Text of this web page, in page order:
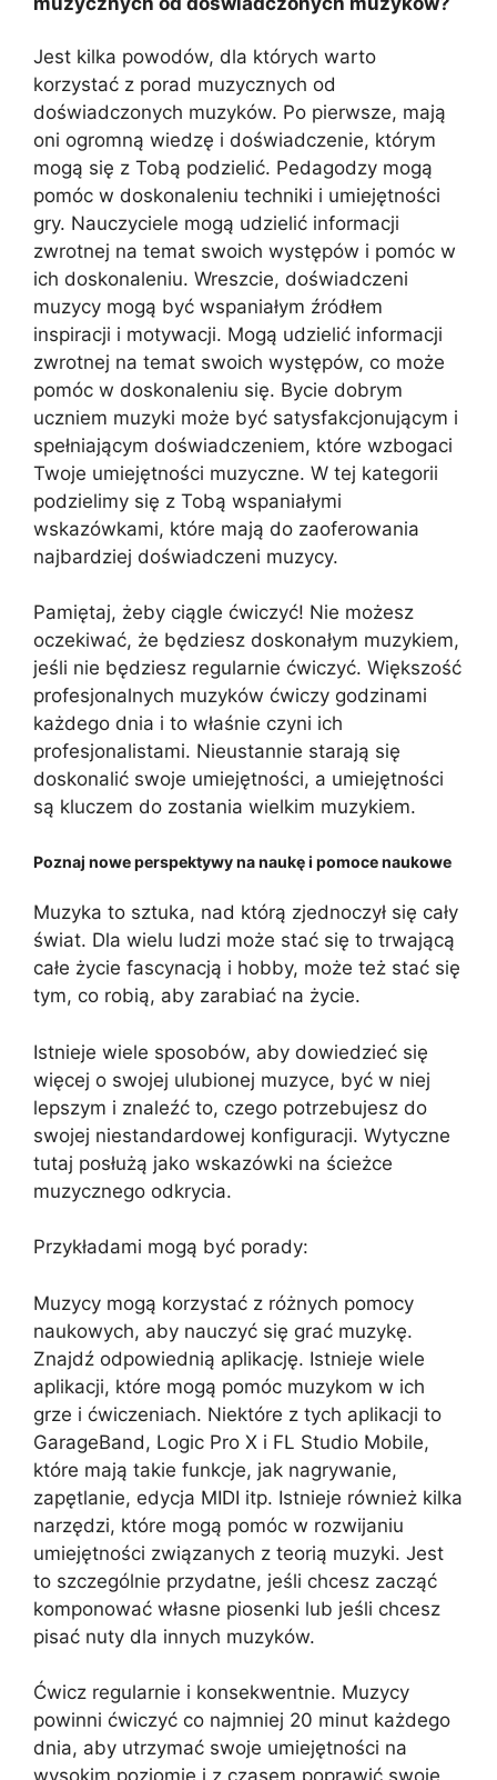
Jest kilka powodów, dla których warto
korzystać z porad muzycznych od
doświadczonych muzyków. Po pierwsze, mają
oni ogromną wiedzę i doświadczenie, którym
mogą się z Tobą podzielić. Pedagodzy mogą
pomóc w doskonaleniu techniki i umiejętności
gry. Nauczyciele mogą udzielić informacji
zwrotnej na temat swoich występów i pomóc w
ich doskonaleniu. Wreszcie, doświadczeni
muzycy mogą być wspaniałym źródłem
inspiracji i motywacji. Mogą udzielić informacji
zwrotnej na temat swoich występów, co może
pomóc w doskonaleniu się. Bycie dobrym
uczniem muzyki może być satysfakcjonującym i
spełniającym doświadczeniem, które wzbogaci
Twoje umiejętności muzyczne. W tej kategorii
podzielimy się z Tobą wspaniałymi
wskazówkami, które mają do zaoferowania
najbardziej doświadczeni muzycy.
Pamiętaj, żeby ciągle ćwiczyć! Nie możesz
oczekiwać, że będziesz doskonałym muzykiem,
jeśli nie będziesz regularnie ćwiczyć. Większość
profesjonalnych muzyków ćwiczy godzinami
każdego dnia i to właśnie czyni ich
profesjonalistami. Nieustannie starają się
doskonalić swoje umiejętności, a umiejętności
są kluczem do zostania wielkim muzykiem.
Poznaj nowe perspektywy na naukę i pomoce naukowe
Muzyka to sztuka, nad którą zjednoczył się cały
świat. Dla wielu ludzi może stać się to trwającą
całe życie fascynacją i hobby, może też stać się
tym, co robią, aby zarabiać na życie.
Istnieje wiele sposobów, aby dowiedzieć się
więcej o swojej ulubionej muzyce, być w niej
lepszym i znaleźć to, czego potrzebujesz do
swojej niestandardowej konfiguracji. Wytyczne
tutaj posłużą jako wskazówki na ścieżce
muzycznego odkrycia.
Przykładami mogą być porady:
Muzycy mogą korzystać z różnych pomocy
naukowych, aby nauczyć się grać muzykę.
Znajdź odpowiednią aplikację. Istnieje wiele
aplikacji, które mogą pomóc muzykom w ich
grze i ćwiczeniach. Niektóre z tych aplikacji to
GarageBand, Logic Pro X i FL Studio Mobile,
które mają takie funkcje, jak nagrywanie,
zapętlanie, edycja MIDI itp. Istnieje również kilka
narzędzi, które mogą pomóc w rozwijaniu
umiejętności związanych z teorią muzyki. Jest
to szczególnie przydatne, jeśli chcesz zacząć
komponować własne piosenki lub jeśli chcesz
pisać nuty dla innych muzyków.
Ćwicz regularnie i konsekwentnie. Muzycy
powinni ćwiczyć co najmniej 20 minut każdego
dnia, aby utrzymać swoje umiejętności na